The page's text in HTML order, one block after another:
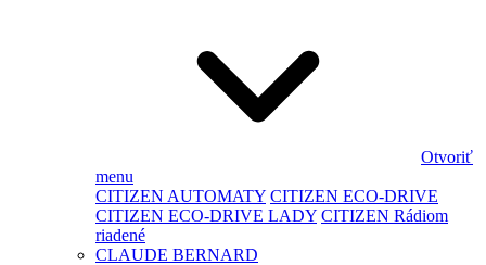
Otvoriť
menu
CITIZEN AUTOMATY CITIZEN ECO-DRIVE
CITIZEN ECO-DRIVE LADY CITIZEN Rádiom
riadené
CLAUDE BERNARD